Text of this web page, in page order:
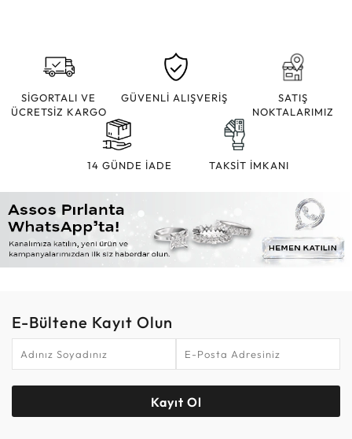
SİGORTALI VE
ÜCRETSİZ KARGO
GÜVENLİ ALIŞVERİŞ
SATIŞ
NOKTALARIMIZ
14 GÜNDE İADE TAKSİT İMKANI
E-Bültene Kayıt Olun
Kayıt Ol